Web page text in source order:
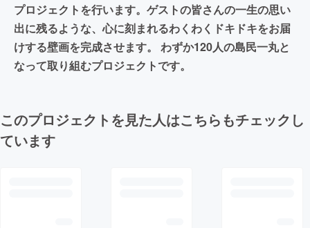
プロジェクトを行います。ゲストの皆さんの一生の思い
出に残るような、心に刻まれるわくわくドキドキをお届
けする壁画を完成させます。 わずか120人の島民一丸と
なって取り組むプロジェクトです。
このプロジェクトを見た人はこちらもチェックし
ています